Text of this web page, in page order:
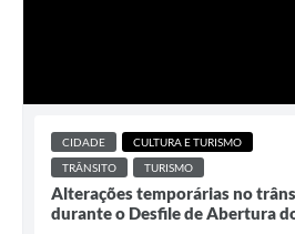
Solicitação de Remoção 2025/2026:
Chamamento Público para Artistas Locais
Projeto Nascente Viva
CIDADE
CULTURA E TURISMO
TRÂNSITO
TURISMO
Alterações temporárias no
durante o Desfile de Abertura